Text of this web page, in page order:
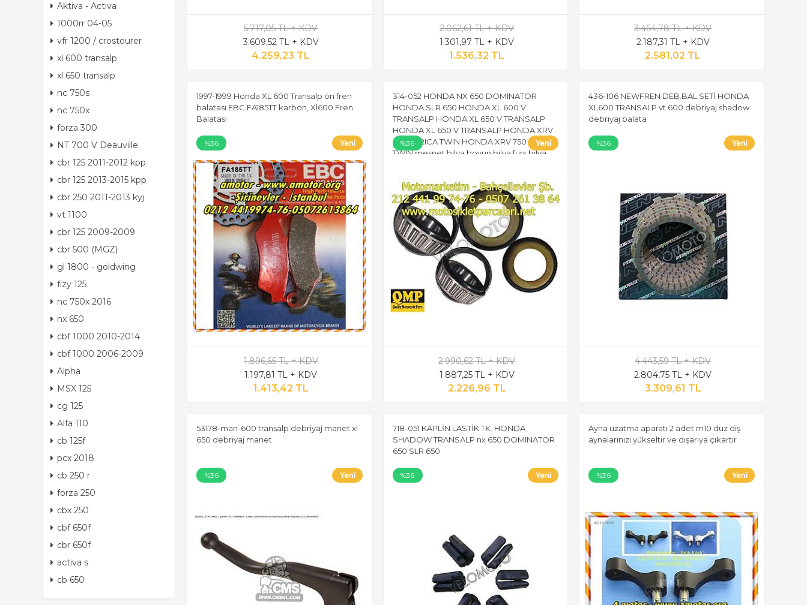
Aktiva - Activa
1000rr 04-05
vfr 1200 / crostourer
xl 600 transalp
xl 650 transalp
nc 750s
nc 750x
forza 300
NT 700 V Deauville
cbr 125 2011-2012 kpp
cbr 125 2013-2015 kpp
cbr 250 2011-2013 kyj
vt 1100
cbr 125 2009-2009
cbr 500 (MGZ)
gl 1800 - goldwing
fizy 125
nc 750x 2016
nx 650
cbf 1000 2010-2014
cbf 1000 2006-2009
Alpha
MSX 125
cg 125
Alfa 110
cb 125f
pcx 2018
cb 250 r
forza 250
cbx 250
cbf 650f
cbr 650f
activa s
cb 650
5.717,05 TL + KDV
3.609,52 TL + KDV
4.259,23 TL
2.062,61 TL + KDV
1.301,97 TL + KDV
1.536,32 TL
3.464,78 TL + KDV
2.187,31 TL + KDV
2.581,02 TL
1997-1999 Honda XL 600 Transalp ön fren
balatası EBC FA185TT karbon, Xl600 Fren
Balatası
%36
1.896,65 TL + KDV
1.197,81 TL + KDV
1.413,42 TL
314-052 HONDA NX 650 DOMINATOR
HONDA SLR 650 HONDA XL 600 V
TRANSALP HONDA XL 650 V TRANSALP
HONDA XL 650 V TRANSALP HONDA XRV
650 AFRICA TWIN HONDA XRV 750 AFRICA
TWIN mesnet bilya boyun bilya furş bilya
%36
2.990,62 TL + KDV
1.887,25 TL + KDV
2.226,96 TL
436-106 NEWFREN DEB.BAL.SETİ HONDA
XL600 TRANSALP vt 600 debriyaj shadow
debriyaj balata
%36
4.443,59 TL + KDV
2.804,75 TL + KDV
3.309,61 TL
53178-man-600 transalp debriyaj manet xl
650 debriyaj manet
%36
718-051 KAPLİN LASTİK TK. HONDA
SHADOW TRANSALP nx 650 DOMINATOR
650 SLR 650
%36
Ayna uzatma aparatı 2 adet m10 düz diş
aynalarınızı yükseltir ve dışarıya çıkartır
%36